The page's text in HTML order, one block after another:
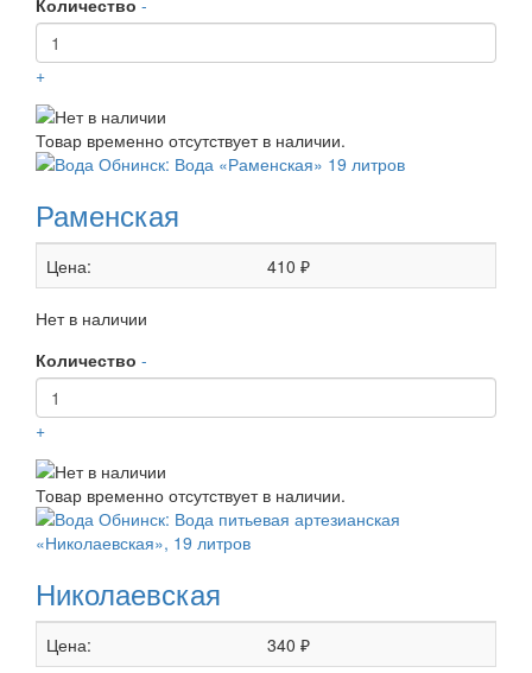
+
Товар временно отсутствует в наличии.
Раменская
Цена: 410 ₽
Нет в наличии
Количество -
+
Товар временно отсутствует в наличии.
Николаевская
Цена: 340 ₽